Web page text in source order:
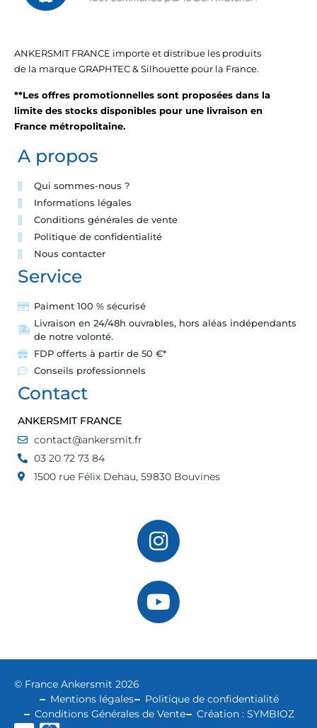
ANKERSMIT FRANCE importe et distribue les produits
de la marque GRAPHTEC & Silhouette pour la France.
**Les offres promotionnelles sont proposées dans la
limite des stocks disponibles pour une livraison en
France métropolitaine.
A propos
Qui sommes-nous ?
Informations légales
Conditions générales de vente
Politique de confidentialité
Nous contacter
Service
Paiment 100 % sécurisé
Livraison en 24/48h ouvrables, hors aléas indépendants
de notre volonté.
FDP offerts à partir de 50 €*
Conseils professionnels
Contact
ANKERSMIT FRANCE
contact@ankersmit.fr
03 20 72 73 84
1500 rue Félix Dehau, 59830 Bouvines
© France Ankersmit 2026
Mentions légales
Politique de confidentialité
Conditions Générales de Vente
Création : SYMBIOZ